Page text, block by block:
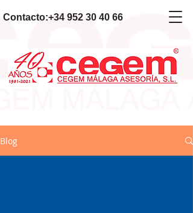
Contacto:+34 952 30 40 66
Blog